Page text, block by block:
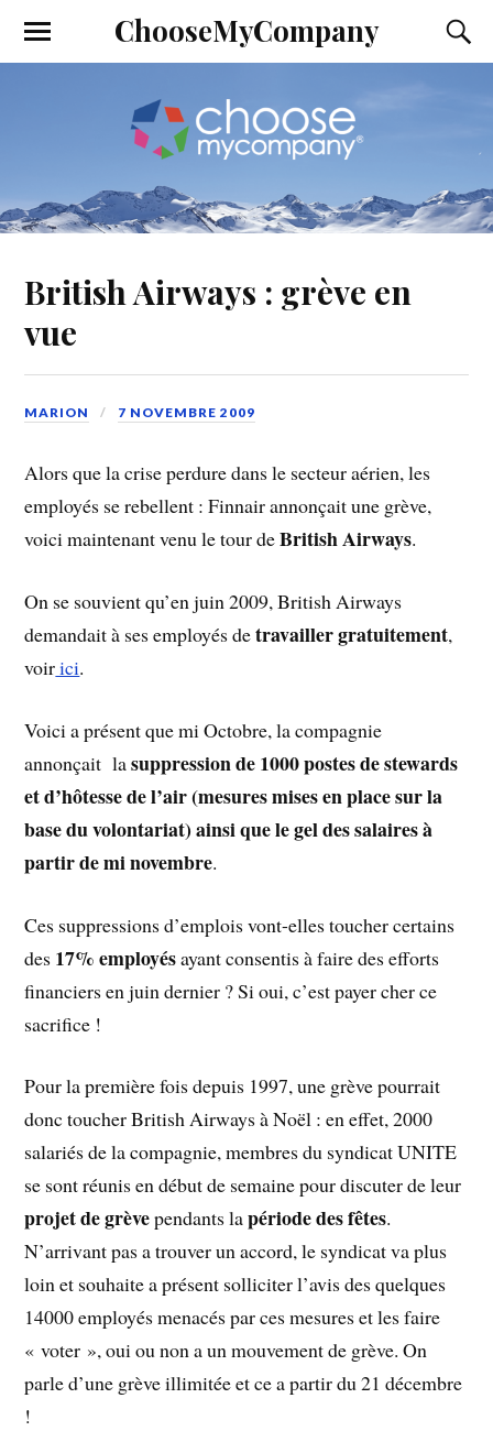
ChooseMyCompany
British Airways : grève en
vue
MARION 7 NOVEMBRE 2009
Alors que la crise perdure dans le secteur aérien, les
employés se rebellent : Finnair annonçait une grève,
voici maintenant venu le tour deBritish Airways.
On se souvient qu’en juin 2009, British Airways
demandait à ses employés detravailler gratuitement,
voirici.
Voici a présent que mi Octobre, la compagnie
annonçait lasuppression de 1000 postes de stewards
et d’hôtesse de l’air (mesures mises en place sur la
base du volontariat) ainsi que le gel des salaires à
partir de mi novembre.
Ces suppressions d’emplois vont-elles toucher certains
des 17% employésayant consentis à faire des efforts
financiers en juin dernier ? Si oui, c’est payer cher ce
sacrifice !
Pour la première fois depuis 1997, une grève pourrait
donc toucher British Airways à Noël : en effet, 2000
salariés de la compagnie, membres du syndicat UNITE
se sont réunis en début de semaine pour discuter de leur
projet de grèvependants lapériode des fêtes.
N’arrivant pas a trouver un accord, le syndicat va plus
loin et souhaite a présent solliciter l’avis des quelques
14000 employés menacés par ces mesures et les faire
« voter », oui ou non a un mouvement de grève. On
parle d’une grève illimitée et ce a partir du 21 décembre
!